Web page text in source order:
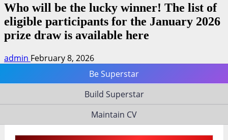
Who will be the lucky winner! The list of
eligible participants for the January 2026
prize draw is available here
admin February 8, 2026
Be Superstar
Build Superstar
Maintain CV